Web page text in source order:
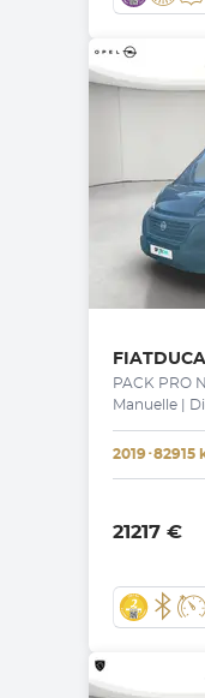
FIAT
PACK PRO
Manuelle |
2019･82915
21217 €